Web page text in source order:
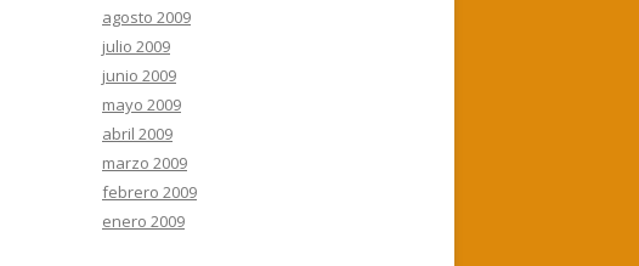
agosto 2009
julio 2009
junio 2009
mayo 2009
abril 2009
marzo 2009
febrero 2009
enero 2009